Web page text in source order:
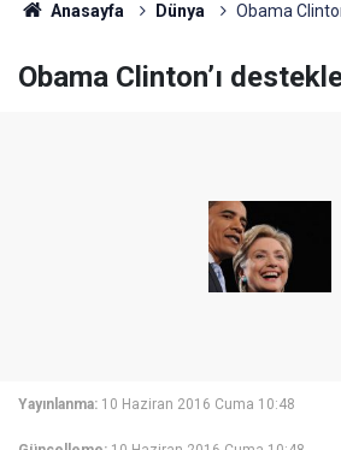
Anasayfa Dünya Obama
Obama Clinton’ı
Yayınlanma: 10 Haziran 2016 Cuma 10:48